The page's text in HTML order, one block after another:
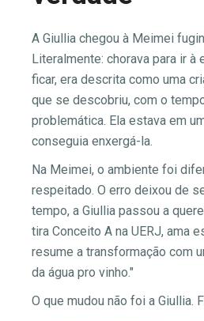
A Giullia chegou à Meimei
Literalmente: chorava para ir à
ficar, era descrita como uma
que se descobriu, com o
problemática. Ela estava em
conseguia enxergá-la.
Na Meimei, o ambiente foi
respeitado. O erro deixou de
tempo, a Giullia passou a
tira Conceito A na UERJ, ama
resume a transformação com
da água pro vinho."
O que mudou não foi a Giullia.